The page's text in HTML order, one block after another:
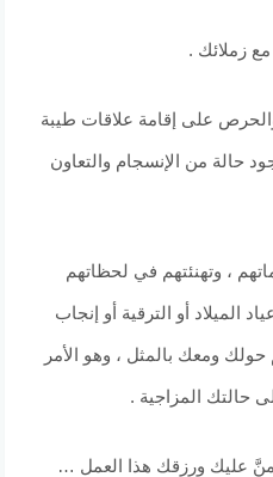
زملائك .
على إقامة علاقات طيبة
من الإنسجام والتعاون
، وتهنئتهم في لحظاتهم
الميلاد أو الترقية أو إنجاب
ومعك بالمثل ، وهو الأمر
حالتك المزاجية .
منَّ عليك ورزقك هذا العمل …